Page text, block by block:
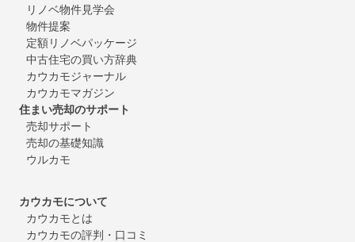
リノベ物件見学会
物件提案
定額リノベパッケージ
中古住宅の買い方辞典
カウカモジャーナル
カウカモマガジン
住まい売却のサポート
売却サポート
売却の基礎知識
ウルカモ
カウカモについて
カウカモとは
カウカモの評判・口コミ